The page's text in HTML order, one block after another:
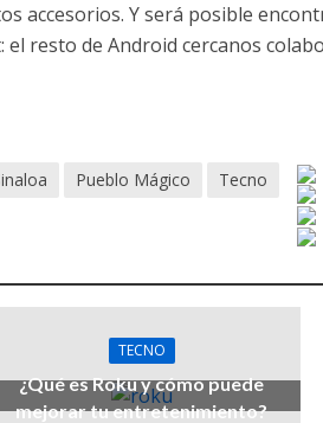
accesorios. Y será posible
el resto de Android cercanos
Pueblo Mágico Tecno
TECNO
¿Qué es Roku y cómo puede
mejorar tu entretenimiento?